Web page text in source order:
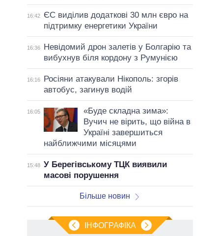
16:42
ЄС виділив додаткові 30 млн євро на
підтримку енергетики України
16:36
Невідомий дрон залетів у Болгарію та
вибухнув біля кордону з Румунією
16:16
Росіяни атакували Нікополь: згорів
автобус, загинув водій
16:05
«Буде складна зима»:
Вучич не вірить, що війна в
Україні завершиться
найближчими місяцями
15:48 У Берегівському ТЦК виявили
масові порушення
Більше новин
ІНФОГРАФІКА